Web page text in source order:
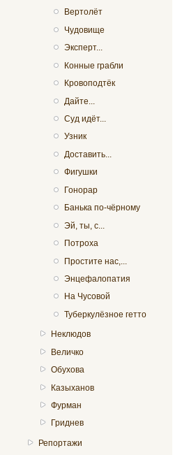
Вертолёт
Чудовище
Эксперт...
Конные грабли
Кровоподтёк
Дайте...
Суд идёт...
Узник
Доставить...
Фигушки
Гонорар
Банька по-чёрному
Эй, ты, с...
Потроха
Простите нас,...
Энцефалопатия
На Чусовой
Туберкулёзное гетто
Неклюдов
Величко
Обухова
Казыханов
Фурман
Гриднев
Репортажи